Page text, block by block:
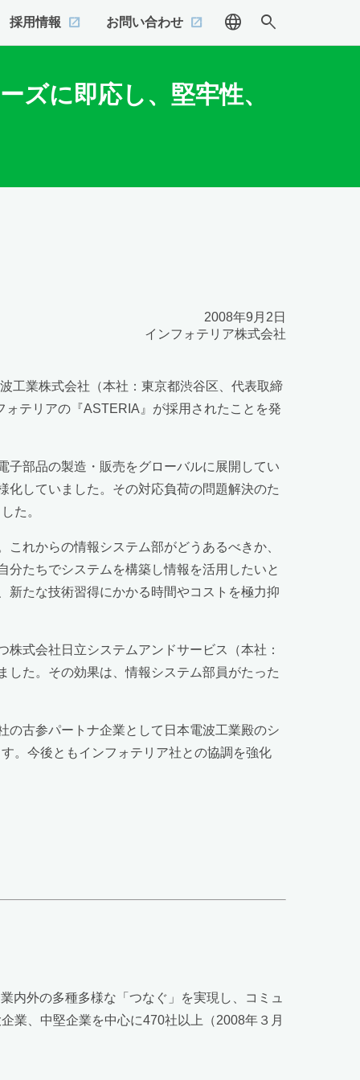
採用情報 お問い合わせ language search
ズに即応し、堅牢性、
2008年9月2日
インフォテリア株式会社
工業株式会社（本社：東京都渋谷区、代表取締
テリアの『ASTERIA』が採用されたことを発
子部品の製造・販売をグローバルに展開してい
化していました。その対応負荷の問題解決のた
た。
れからの情報システム部がどうあるべきか、
たちでシステムを構築し情報を活用したいと
新たな技術習得にかかる時間やコストを極力抑
式会社日立システムアンドサービス（本社：
た。その効果は、情報システム部員がたった
古参パートナ企業として日本電波工業殿のシ
。今後ともインフォテリア社との協調を強化
内外の多種多様な「つなぐ」を実現し、コミュ
業、中堅企業を中心に470社以上（2008年３月